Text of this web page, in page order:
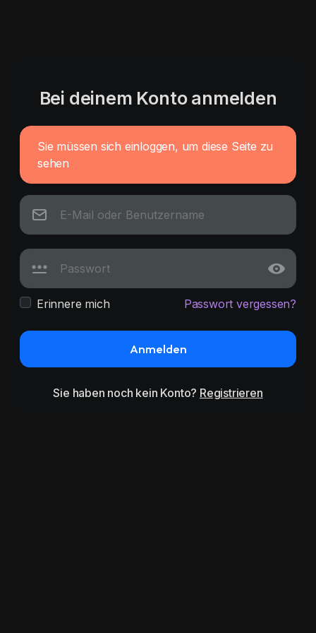
Bei deinem Konto anmelden
Sie müssen sich einloggen, um diese Seite zu
sehen
Erinnere mich Passwort vergessen?
Anmelden
Sie haben noch kein Konto? Registrieren